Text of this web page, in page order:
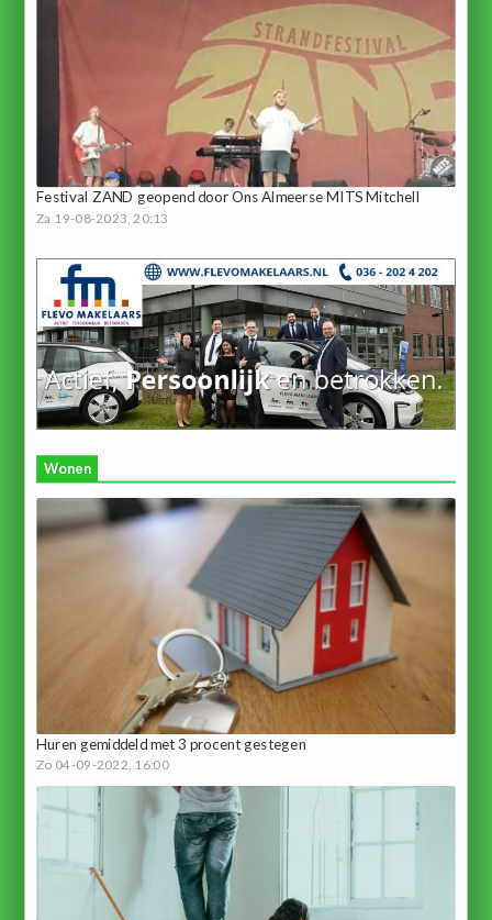
Festival ZAND geopend door Ons Almeerse MITS Mitchell
Za 19-08-2023, 20:13
Wonen
Huren gemiddeld met 3 procent gestegen
Zo 04-09-2022, 16:00